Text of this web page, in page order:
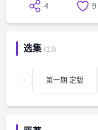
4 9
选集 (13)
第一期 定版